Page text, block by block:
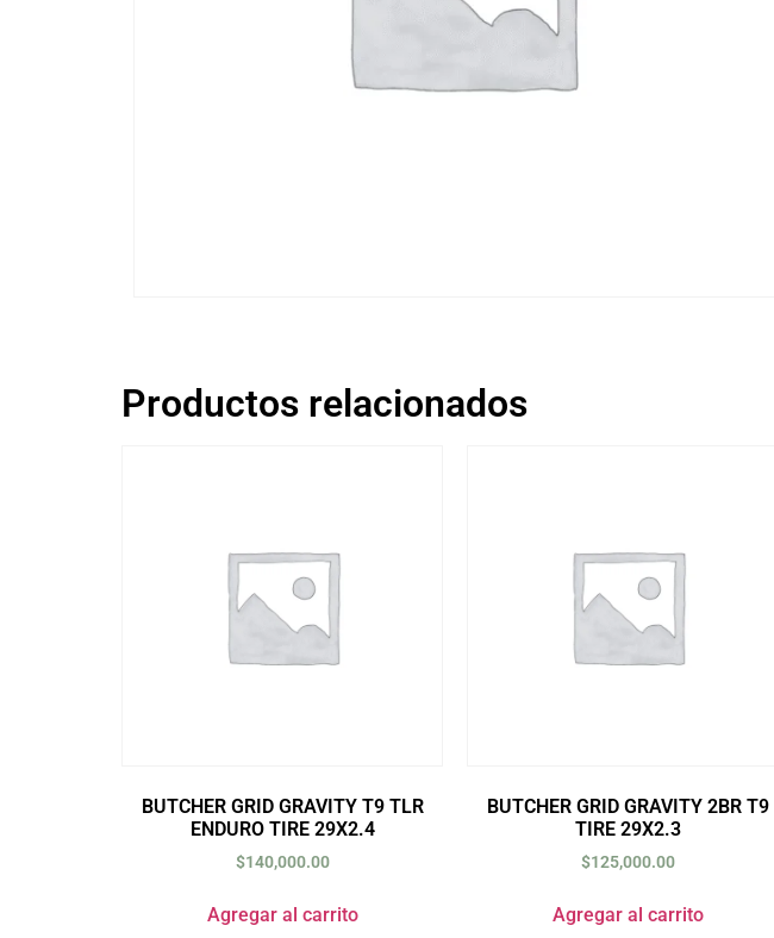
Productos relacionados
BUTCHER GRID GRAVITY T9 TLR
ENDURO TIRE 29X2.4
$140,000.00
Agregar al carrito
BUTCHER GRID GRAVITY 2BR T9
TIRE 29X2.3
$125,000.00
Agregar al carrito